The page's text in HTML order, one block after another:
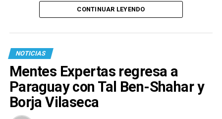
CONTINUAR LEYENDO
NOTICIAS
Mentes Expertas regresa a
Paraguay con Tal Ben-Shahar y
Borja Vilaseca